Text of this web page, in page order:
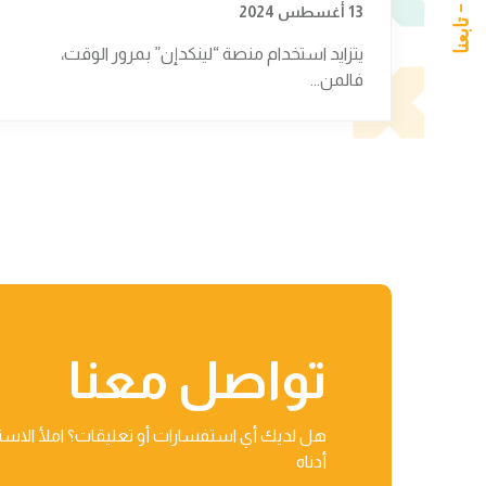
13 أغسطس 2024
يتزايد استخدام منصة “لينكدإن” بمرور الوقت،
فالمن...
تواصل معنا
هل لديك أي استفسارات أو تعليقات؟ املأ
أدناه